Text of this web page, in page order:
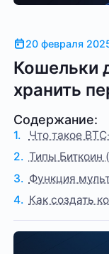
20 февраля
Кошельки
хранить
Содержание:
Что такое
Типы Биткоин
Функция
Как создать